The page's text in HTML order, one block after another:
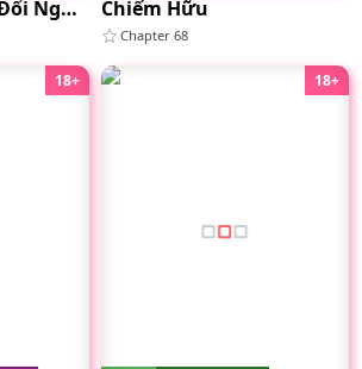
Không Phù Hợp Đổi Người Chiếm Hữu
Chapter 68
18+ 18+